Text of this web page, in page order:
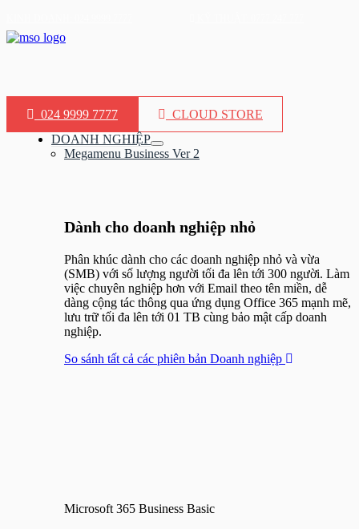
nội
024 9999 7777
CLOUD STORE
DOANH NGHIỆP
Bật/tắt
Menu
Megamenu Business Ver 2
Dành cho doanh nghiệp nhỏ​
Phân khúc dành cho các doanh nghiệp nhỏ và vừa
(SMB) với số lượng người tối đa lên tới 300 người. Làm
việc chuyên nghiệp hơn với Email theo tên miền, dễ
dàng cộng tác thông qua ứng dụng Office 365 mạnh mẽ,
lưu trữ tối đa lên tới 01 TB cùng bảo mật cấp doanh
nghiệp.
So sánh tất cả các phiên bản Doanh nghiệp
Microsoft 365 Business Basic